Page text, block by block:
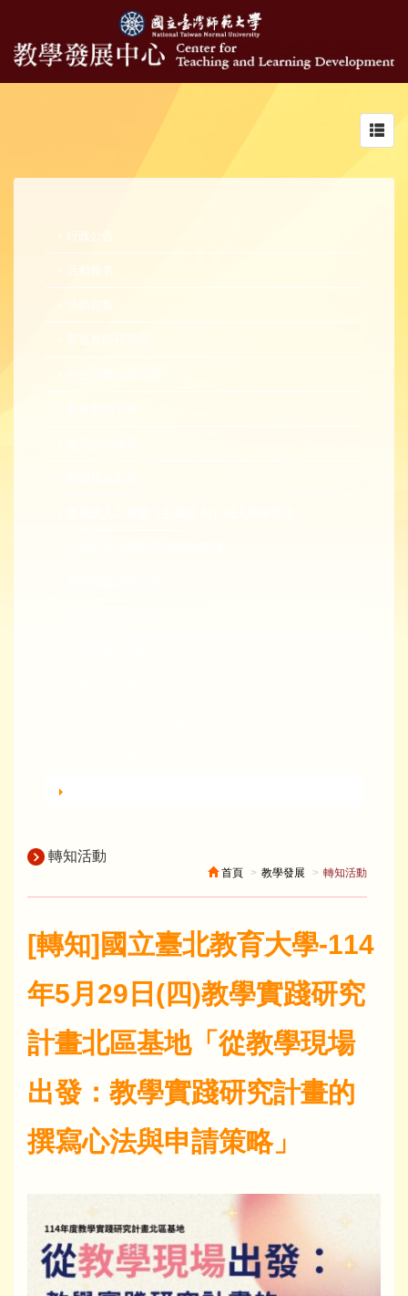
行政公告
活動報名
活動花絮
新進教師研習營
轉知活動
首頁 教學發展 轉知活動
[轉知]國立臺北教育大學-114
年5月29日(四)教學實踐研究
計畫北區基地「從教學現場
出發：教學實踐研究計畫的
撰寫心法與申請策略」